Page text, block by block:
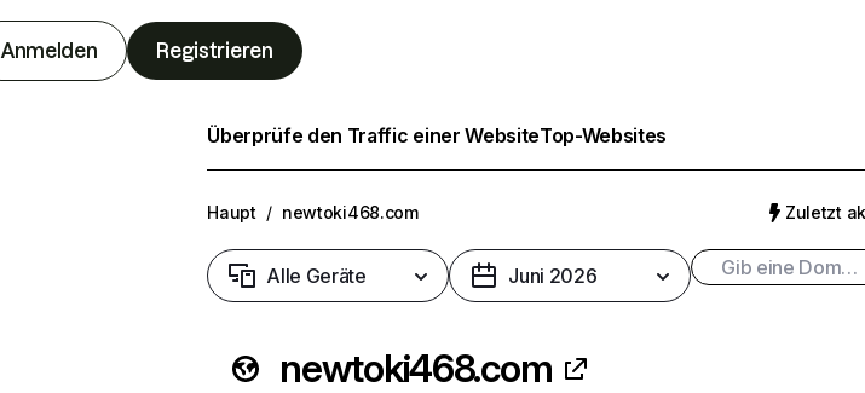
Anmelden Registrieren
Überprüfe den Traffic einer WebsiteTop-Websites
Haupt / newtoki468.com Zuletzt
Alle Geräte Juni 2026
newtoki468.com